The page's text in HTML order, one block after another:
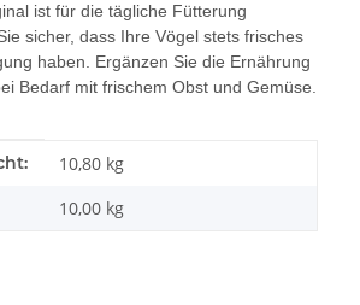
ist für die tägliche Fütterung
sicher, dass Ihre Vögel stets frisches
haben. Ergänzen Sie die Ernährung
Bedarf mit frischem Obst und Gemüse.
10,80 kg
10,00 kg